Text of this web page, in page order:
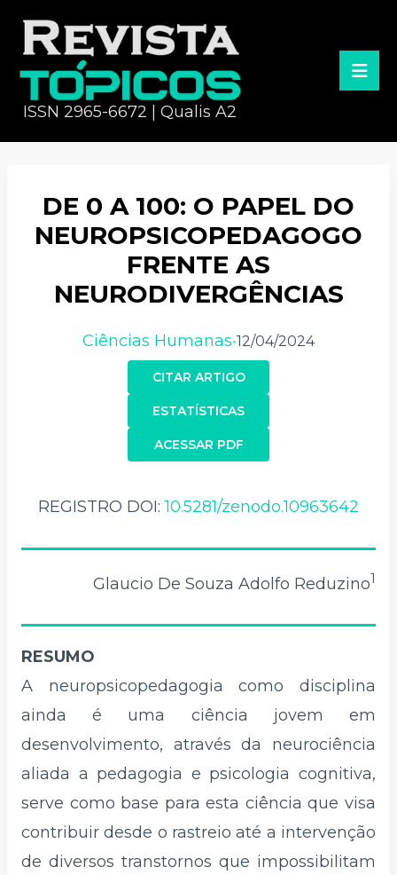
ISSN 2965-6672 | Qualis A2
DE 0 A 100: O PAPEL DO
NEUROPSICOPEDAGOGO
FRENTE AS
NEURODIVERGÊNCIAS
Ciências Humanas•12/04/2024
CITAR ARTIGO
ACESSAR PDF
ESTATÍSTICAS
REGISTRO DOI:10.5281/zenodo.10963642
Glaucio De Souza Adolfo Reduzino1
RESUMO
A neuropsicopedagogia como disciplina
ainda é uma ciência jovem em
desenvolvimento, através da neurociência
aliada a pedagogia e psicologia cognitiva,
serve como base para esta ciência que visa
contribuir desde o rastreio até a intervenção
de diversos transtornos que impossibilitam